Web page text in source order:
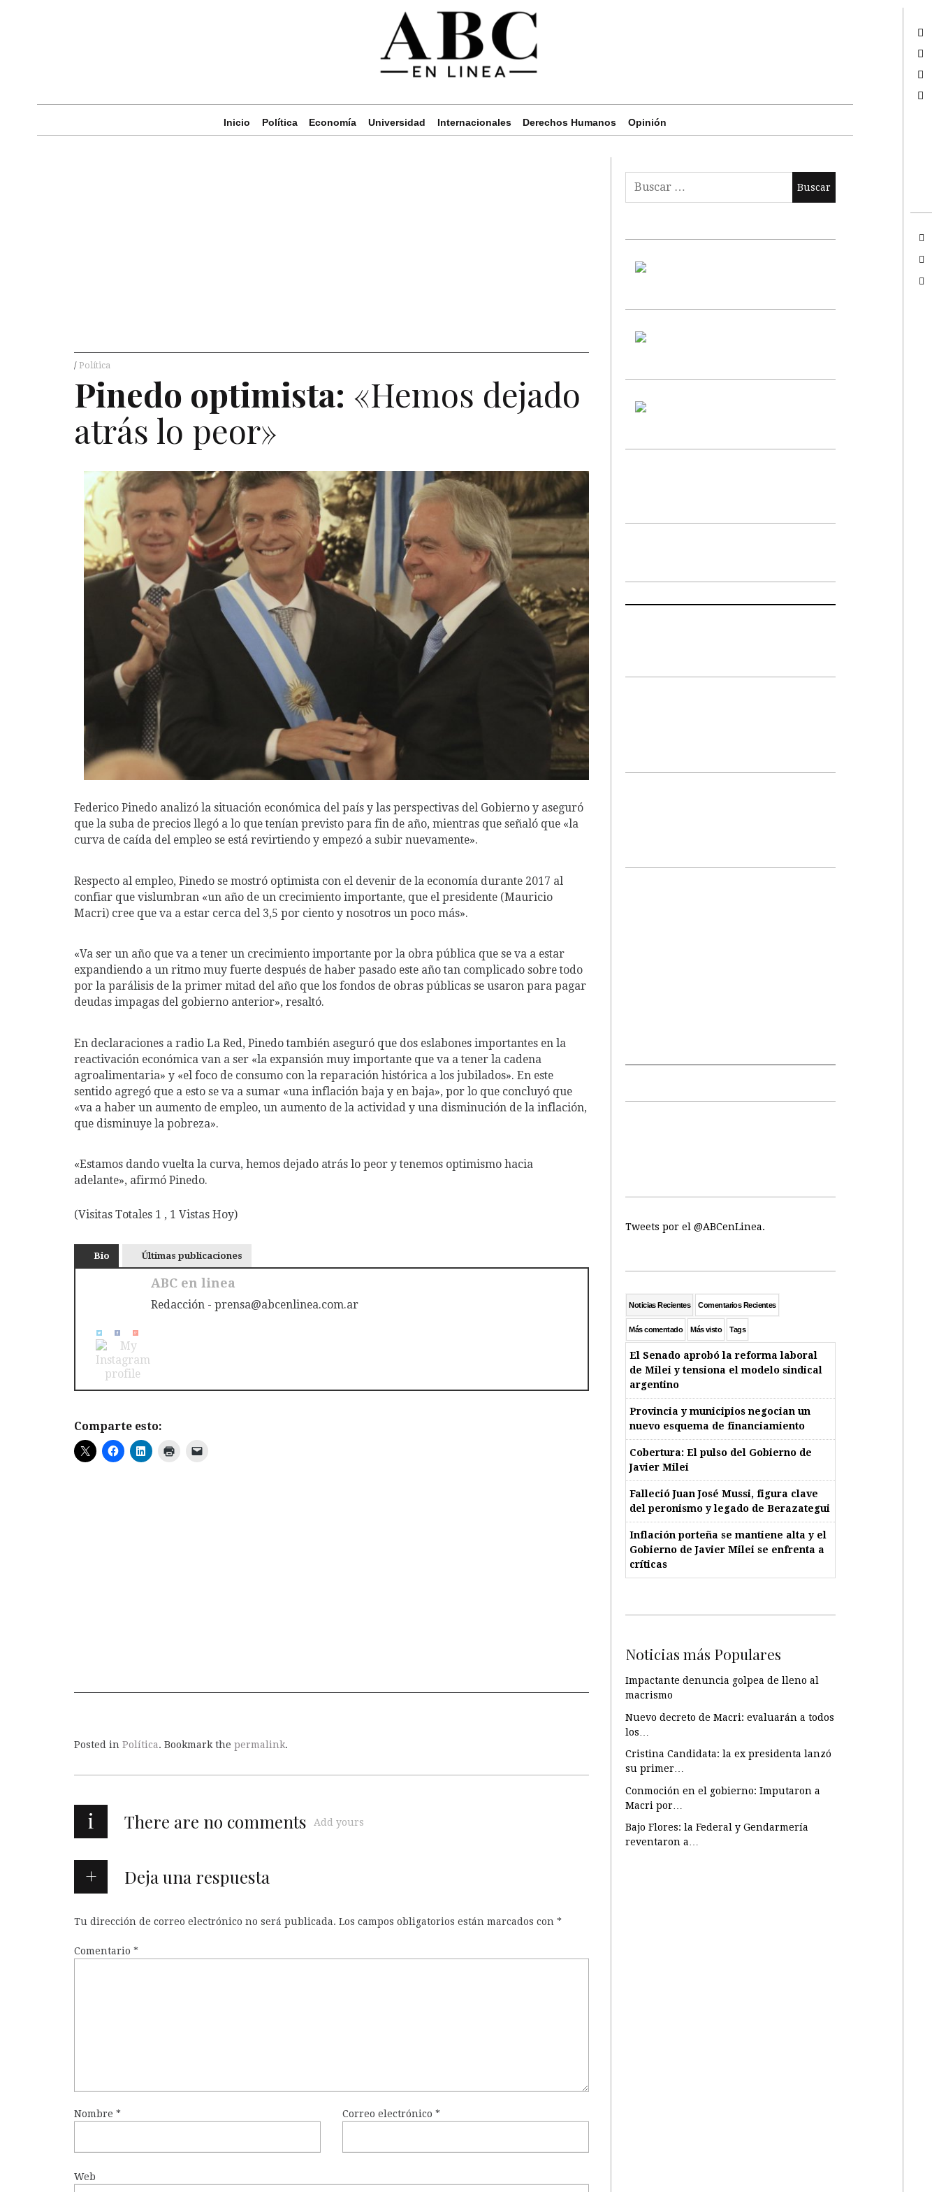
Inicio Política Economía Universidad Internacionales Derechos Humanos Opinión
Política
Pinedo optimista: «Hemos dejado
atrás lo peor»
Federico Pinedo analizó la situación económica del país y las perspectivas del Gobierno y aseguró
que la suba de precios llegó a lo que tenían previsto para fin de año, mientras que señaló que «la
curva de caída del empleo se está revirtiendo y empezó a subir nuevamente».
Respecto al empleo, Pinedo se mostró optimista con el devenir de la economía durante 2017 al
confiar que vislumbran «un año de un crecimiento importante, que el presidente (Mauricio
Macri) cree que va a estar cerca del 3,5 por ciento y nosotros un poco más».
«Va ser un año que va a tener un crecimiento importante por la obra pública que se va a estar
expandiendo a un ritmo muy fuerte después de haber pasado este año tan complicado sobre todo
por la parálisis de la primer mitad del año que los fondos de obras públicas se usaron para pagar
deudas impagas del gobierno anterior», resaltó.
En declaraciones a radio La Red, Pinedo también aseguró que dos eslabones importantes en la
reactivación económica van a ser «la expansión muy importante que va a tener la cadena
agroalimentaria» y «el foco de consumo con la reparación histórica a los jubilados». En este
sentido agregó que a esto se va a sumar «una inflación baja y en baja», por lo que concluyó que
«va a haber un aumento de empleo, un aumento de la actividad y una disminución de la inflación,
que disminuye la pobreza».
«Estamos dando vuelta la curva, hemos dejado atrás lo peor y tenemos optimismo hacia
adelante», afirmó Pinedo.
(Visitas Totales 1 , 1 Vistas Hoy)
Bio Últimas publicaciones
ABC en linea
Redacción - prensa@abcenlinea.com.ar
Comparte esto:
Posted in Política. Bookmark the permalink.
i There are no comments Add yours
Deja una respuesta
Tu dirección de correo electrónico no será publicada. Los campos obligatorios están marcados con *
Comentario *
Nombre * Correo electrónico*
Web
Tweets por el @ABCenLinea.
Noticias Recientes Comentarios Recientes
Más comentado Más visto Tags
El Senado aprobó la reforma laboral
de Milei y tensiona el modelo sindical
argentino
Provincia y municipios negocian un
nuevo esquema de financiamiento
Cobertura: El pulso del Gobierno de
Javier Milei
Falleció Juan José Mussi, figura clave
del peronismo y legado de Berazategui
Inflación porteña se mantiene alta y el
Gobierno de Javier Milei se enfrenta a
críticas
Noticias más Populares
Impactante denuncia golpea de lleno al
macrismo
Nuevo decreto de Macri: evaluarán a todos
los…
Cristina Candidata: la ex presidenta lanzó
su primer…
Conmoción en el gobierno: Imputaron a
Macri por…
Bajo Flores: la Federal y Gendarmería
reventaron a…